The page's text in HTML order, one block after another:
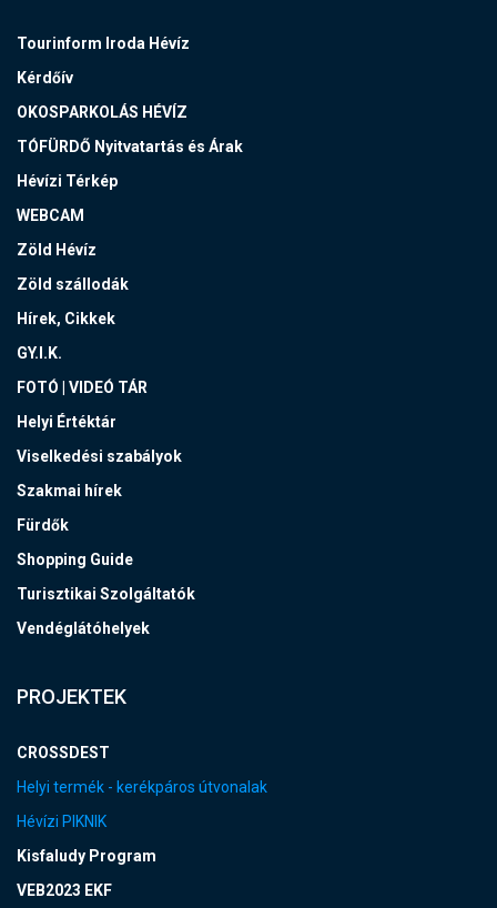
Tourinform Iroda Hévíz
Kérdőív
OKOSPARKOLÁS HÉVÍZ
TÓFÜRDŐ Nyitvatartás és Árak
Hévízi Térkép
WEBCAM
Zöld Hévíz
Zöld szállodák
Hírek, Cikkek
GY.I.K.
FOTÓ | VIDEÓ TÁR
Helyi Értéktár
Viselkedési szabályok
Szakmai hírek
Fürdők
Shopping Guide
Turisztikai Szolgáltatók
Vendéglátóhelyek
PROJEKTEK
CROSSDEST
Helyi termék - kerékpáros útvonalak
Hévízi PIKNIK
Kisfaludy Program
VEB2023 EKF